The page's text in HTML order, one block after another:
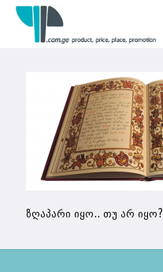
ზღაპარი იყო.. თუ არ იყო?